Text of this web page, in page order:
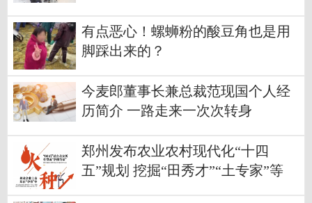
有点恶心！螺蛳粉的酸豆角也是用
脚踩出来的？
今麦郎董事长兼总裁范现国个人经
历简介 一路走来一次次转身
郑州发布农业农村现代化“十四
五”规划 挖掘“田秀才”“土专家”等